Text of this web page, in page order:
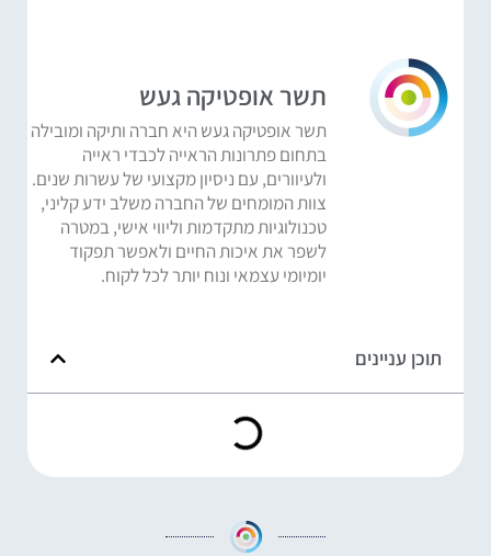
תשר אופטיקה געש
תשר אופטיקה געש היא חברה ותיקה ומובילה
בתחום פתרונות הראייה לכבדי ראייה
ולעיוורים, עם ניסיון מקצועי של עשרות שנים.
צוות המומחים של החברה משלב ידע קליני,
טכנולוגיות מתקדמות וליווי אישי, במטרה
לשפר את איכות החיים ולאפשר תפקוד
יומיומי עצמאי ונוח יותר לכל לקוח.
תוכן עניינים